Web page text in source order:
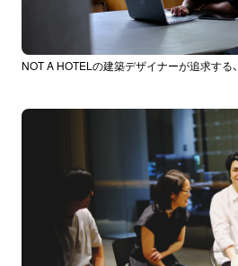
NOT A HOTELの建築デザイナーが追求する